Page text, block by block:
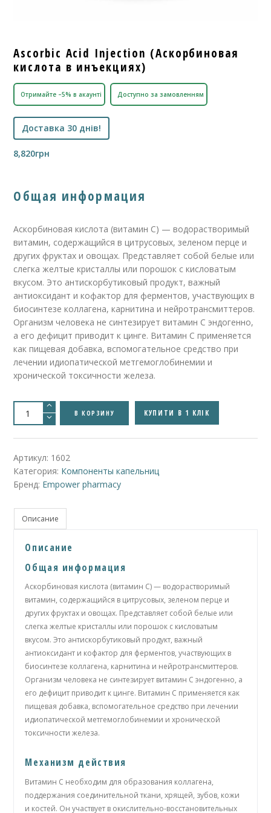
Ascorbic Acid Injection (Аскорбиновая
кислота в инъекциях)
Отримайте –5% в акаунті Доступно за замовленням
Доставка 30 днів!
8,820грн
Общая информация
Аскорбиновая кислота (витамин С) — водорастворимый
витамин, содержащийся в цитрусовых, зеленом перце и
других фруктах и овощах. Представляет собой белые или
слегка желтые кристаллы или порошок с кисловатым
вкусом. Это антискорбутиковый продукт, важный
антиоксидант и кофактор для ферментов, участвующих в
биосинтезе коллагена, карнитина и нейротрансмиттеров.
Организм человека не синтезирует витамин С эндогенно,
а его дефицит приводит к цинге. Витамин С применяется
как пищевая добавка, вспомогательное средство при
лечении идиопатической метгемоглобинемии и
хронической токсичности железа.
Количество
товара
Ascorbic
Injection
кислота
в
инъекциях)
В КОРЗИНУ КУПИТИ В 1 КЛІК
Артикул: 1602
Категория: Компоненты капельниц
Бренд: Empower pharmacy
Описание
Описание
Общая информация
Аскорбиновая кислота (витамин С) — водорастворимый
витамин, содержащийся в цитрусовых, зеленом перце и
других фруктах и овощах. Представляет собой белые или
слегка желтые кристаллы или порошок с кисловатым
вкусом. Это антискорбутиковый продукт, важный
антиоксидант и кофактор для ферментов, участвующих в
биосинтезе коллагена, карнитина и нейротрансмиттеров.
Организм человека не синтезирует витамин С эндогенно, а
его дефицит приводит к цинге. Витамин С применяется как
пищевая добавка, вспомогательное средство при лечении
идиопатической метгемоглобинемии и хронической
токсичности железа.
Механизм действия
Витамин С необходим для образования коллагена,
поддержания соединительной ткани, хрящей, зубов, кожи
и костей. Он участвует в окислительно-восстановительных